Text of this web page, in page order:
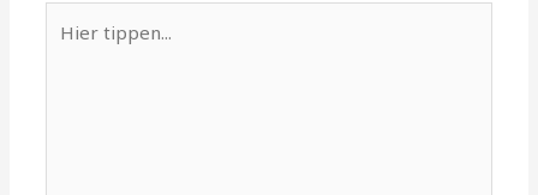
tippen...